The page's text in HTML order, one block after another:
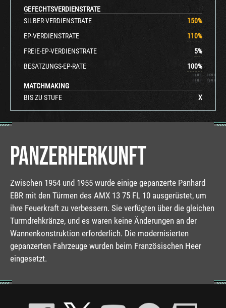
GEFECHTSVERDIENSTRATE
SILBER-VERDIENSTRATE
150%
EP-VERDIENSTRATE
110%
FREIE-EP-VERDIENSTRATE
5%
BESATZUNGS-EP-RATE
100%
MATCHMAKING
BIS ZU STUFE
X
PANZERHERKUNFT
Zwischen 1954 und 1955 wurde einige gepanzerte Panhard
EBR mit den Türmen des AMX 13 75 FL 10 ausgerüstet, um
ihre Feuerkraft zu verbessern. Sie verfügten über die gleichen
Turmdrehkränze, und es waren keine Änderungen an der
Wannenkonstruktion erforderlich. Die modernisierten
gepanzerten Fahrzeuge wurden beim Französischen Heer
eingesetzt.